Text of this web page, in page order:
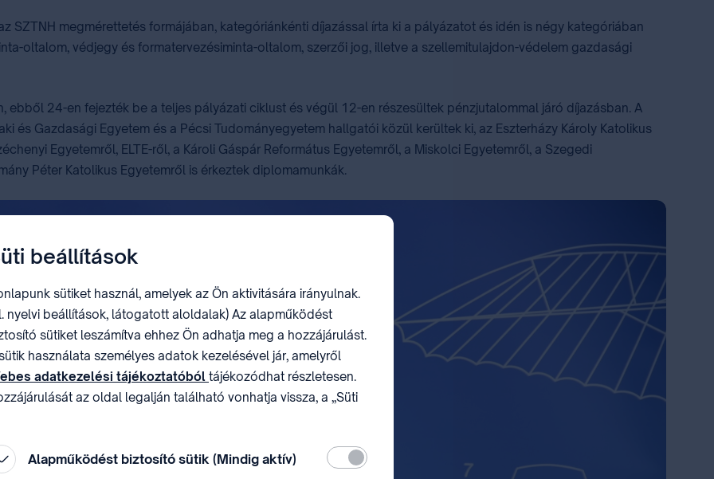
SZTNH megmérettetés formájában, kategóriánkénti díjazással írta ki a pályázatot és idén is négy kategóriában
oltalom, védjegy és formatervezésiminta-oltalom, szerzői jog, illetve a szellemitulajdon-védelem gazdasági
24-en fejezték be a teljes pályázati ciklust és végül 12-en részesültek pénzjutalommal járó díjazásban. A
és Gazdasági Egyetem és a Pécsi Tudományegyetem hallgatói közül kerültek ki, az Eszterházy Károly Katolikus
Egyetemről, ELTE-ről, a Károli Gáspár Református Egyetemről, a Miskolci Egyetemről, a Szegedi
Péter Katolikus Egyetemről is érkeztek diplomamunkák.
beállítások
sütiket használ, amelyek az Ön aktivitására irányulnak.
nyelvi beállítások, látogatott aloldalak) Az alapműködést
sütiket leszámítva ehhez Ön adhatja meg a hozzájárulást.
használata személyes adatok kezelésével jár, amelyről
adatkezelési tájékoztatóból tájékozódhat részletesen.
az oldal legalján található vonhatja vissza, a „Süti
Alapműködést biztosító sütik (Mindig aktív) Kötelező